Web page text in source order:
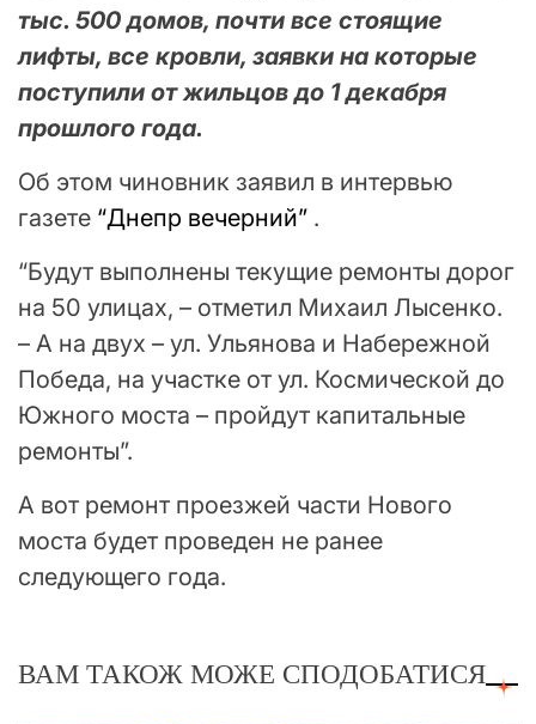
тыс. 500 домов, почти все стоящие
лифты, все кровли, заявки на которые
поступили от жильцов до 1 декабря
прошлого года.
Об этом чиновник заявил в интервью
газете “Днепр вечерний” .
“Будут выполнены текущие ремонты дорог
на 50 улицах, – отметил Михаил Лысенко.
– А на двух – ул. Ульянова и Набережной
Победа, на участке от ул. Космической до
Южного моста – пройдут капитальные
ремонты”.
А вот ремонт проезжей части Нового
моста будет проведен не ранее
следующего года.
ВАМ ТАКОЖ МОЖЕ СПОДОБАТИСЯ